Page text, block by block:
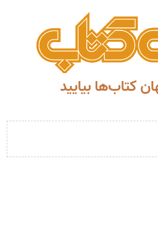
کتاب‌ها بیایید